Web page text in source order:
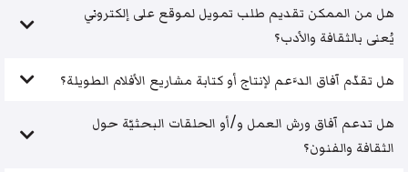
هل من الممكن تقديم طلب تمويل لموقع على إلكتروني
يُعنى بالثقافة والأدب؟
هل تقدّم آفاق الدَّعم لإنتاج أو كتابة مشاريع الأفلام الطويلة؟
هل تدعم آفاق ورش العمل و/أو الحلقات البحثيّة حول
الثقافة والفنون؟